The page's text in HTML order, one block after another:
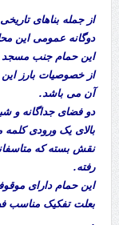
از جمله بناهای
دوگانه عمومی این
این حمام جنب
از خصوصیات بارز
آن می باشد.
دو فضای جداگانه و
بالای یک ورودی
نقش بسته که
رفته.
این حمام دارای
بعلت تفکیک مناسب
.